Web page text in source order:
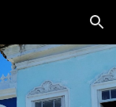
Skip to navigation